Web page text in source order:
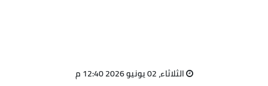
الثلاثاء، 02 يونيو 2026 12:40 م